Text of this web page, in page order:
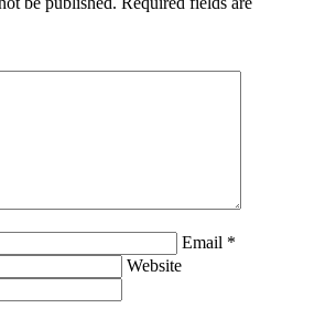
Email *
Website